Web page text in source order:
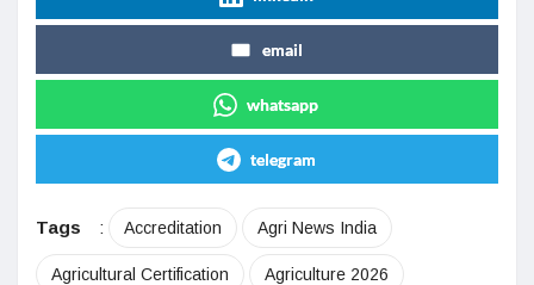
email
whatsapp
telegram
Tags : Accreditation Agri News India
Agricultural Certification Agriculture 2026